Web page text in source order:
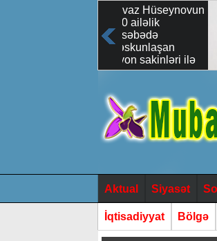
Aktual Siyasət
İqtisadiyyat Bölgə